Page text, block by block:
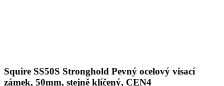
Squire SS50S Stronghold Pevný ocelový visací
zámek, 50mm, stejně klíčený, CEN4